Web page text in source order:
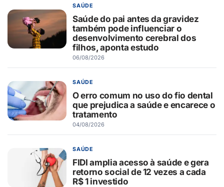
SAÚDE
Saúde do pai antes da gravidez
também pode influenciar o
desenvolvimento cerebral dos
filhos, aponta estudo
06/08/2026
SAÚDE
O erro comum no uso do fio dental
que prejudica a saúde e encarece o
tratamento
04/08/2026
SAÚDE
FIDI amplia acesso à saúde e gera
retorno social de 12 vezes a cada
R$ 1 investido